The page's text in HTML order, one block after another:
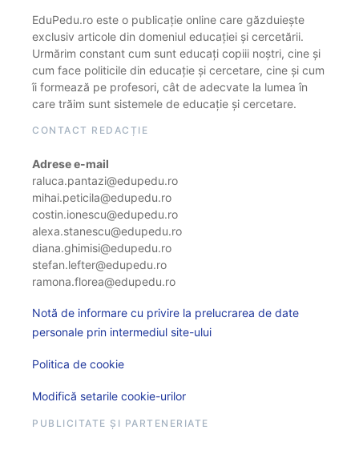
EduPedu.ro este o publicație online care găzduiește
exclusiv articole din domeniul educației și cercetării.
Urmărim constant cum sunt educați copiii noștri, cine și
cum face politicile din educație și cercetare, cine și cum
îi formează pe profesori, cât de adecvate la lumea în
care trăim sunt sistemele de educație și cercetare.
CONTACT REDACȚIE
Adrese e-mail
raluca.pantazi@edupedu.ro
mihai.peticila@edupedu.ro
costin.ionescu@edupedu.ro
alexa.stanescu@edupedu.ro
diana.ghimisi@edupedu.ro
stefan.lefter@edupedu.ro
ramona.florea@edupedu.ro
Notă de informare cu privire la prelucrarea de date
personale prin intermediul site-ului
Politica de cookie
Modifică setarile cookie-urilor
PUBLICITATE ȘI PARTENERIATE